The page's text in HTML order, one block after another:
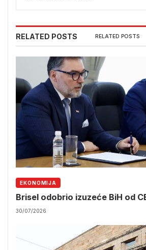
RELATED POSTS RELATED POSTS
EKONOMIJA
Brisel odobrio izuzeće BiH od
30/07/2026